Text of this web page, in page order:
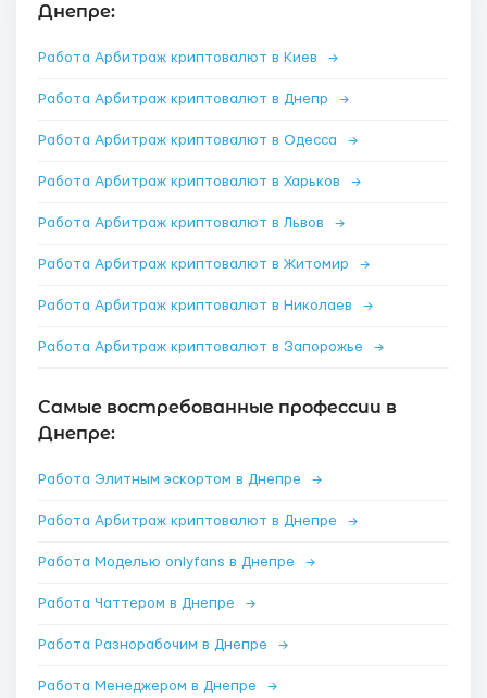
Днепре:
Работа Арбитраж криптовалют в Киев →
Работа Арбитраж криптовалют в Днепр →
Работа Арбитраж криптовалют в Одесса →
Работа Арбитраж криптовалют в Харьков →
Работа Арбитраж криптовалют в Львов →
Работа Арбитраж криптовалют в Житомир →
Работа Арбитраж криптовалют в Николаев →
Работа Арбитраж криптовалют в Запорожье →
Самые востребованные профессии в
Днепре:
Работа Элитным эскортом в Днепре →
Работа Арбитраж криптовалют в Днепре →
Работа Моделью onlyfans в Днепре →
Работа Чаттером в Днепре →
Работа Разнорабочим в Днепре →
Работа Менеджером в Днепре →